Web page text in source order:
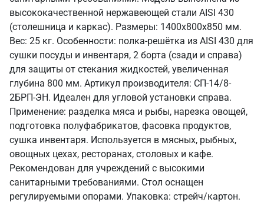
высококачественной нержавеющей стали AISI 430
(столешница и каркас). Размеры: 1400x800x850 мм.
Вес: 25 кг. Особенности: полка-решётка из AISI 430 для
сушки посуды и инвентаря, 2 борта (сзади и справа)
для защиты от стекания жидкостей, увеличенная
глубина 800 мм. Артикул производителя: СП-14/8-
2БРП-ЭН. Идеален для угловой установки справа.
Применение: разделка мяса и рыбы, нарезка овощей,
подготовка полуфабрикатов, фасовка продуктов,
сушка инвентаря. Используется в мясных, рыбных,
овощных цехах, ресторанах, столовых и кафе.
Рекомендован для учреждений с высокими
санитарными требованиями. Стол оснащен
регулируемыми опорами. Упаковка: стрейч/картон.